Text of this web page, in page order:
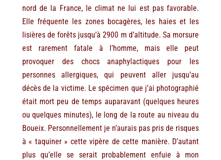
nord de la France, le climat ne lui est pas favorable.
Elle fréquente les zones bocagères, les haies et les
lisières de forêts jusqu’à 2900 m d’altitude. Sa morsure
est rarement fatale à l’homme, mais elle peut
provoquer des chocs anaphylactiques pour les
personnes allergiques, qui peuvent aller jusqu’au
décès de la victime. Le spécimen que j’ai photographié
était mort peu de temps auparavant (quelques heures
ou quelques minutes), le long de la route au niveau du
Boueix. Personnellement je n’aurais pas pris de risques
à « taquiner » cette vipère de cette manière. D’autant
plus qu’elle se serait probablement enfuie à mon